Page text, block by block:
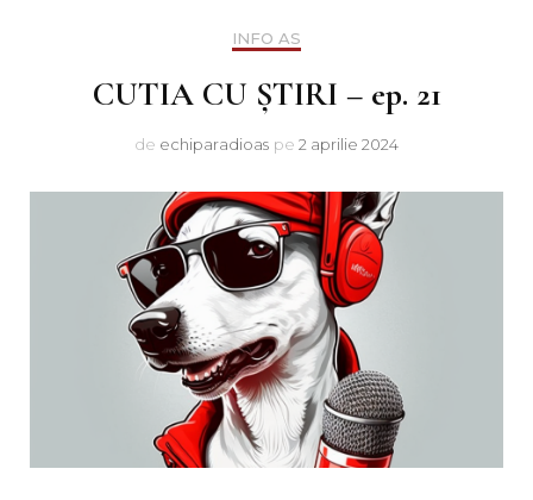
INFO AS
CUTIA CU ȘTIRI – ep. 21
de echiparadioas pe 2 aprilie 2024